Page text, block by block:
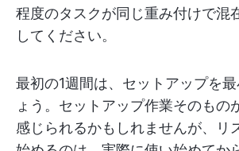
程度のタスクが同じ重み付けで混
してください。
最初の1週間は、セットアップを
ょう。セットアップ作業そのもの
感じられるかもしれませんが、リ